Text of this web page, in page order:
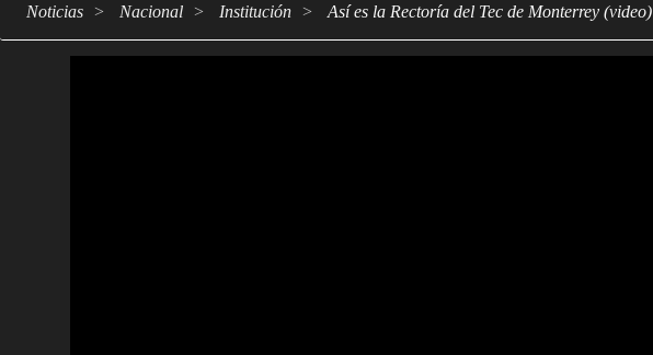
Noticias Nacional Institución Así es la Rectoría del Tec de Monterrey (video)